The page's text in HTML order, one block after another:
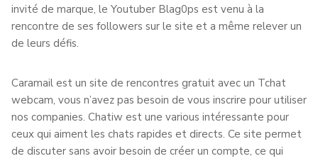
invité de marque, le Youtuber Blag0ps est venu à la
rencontre de ses followers sur le site et a même relever un
de leurs défis.
Caramail est un site de rencontres gratuit avec un Tchat
webcam, vous n’avez pas besoin de vous inscrire pour utiliser
nos companies. Chatiw est une various intéressante pour
ceux qui aiment les chats rapides et directs. Ce site permet
de discuter sans avoir besoin de créer un compte, ce qui